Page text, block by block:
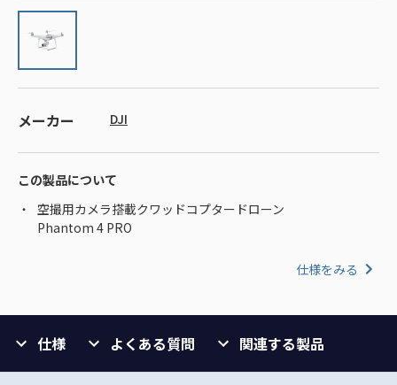
メーカー DJI
この製品について
空撮用カメラ搭載クワッドコプタードローン
Phantom 4 PRO
仕様をみる
仕様 よくある質問 関連する製品